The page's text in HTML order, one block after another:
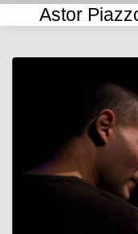
Astor